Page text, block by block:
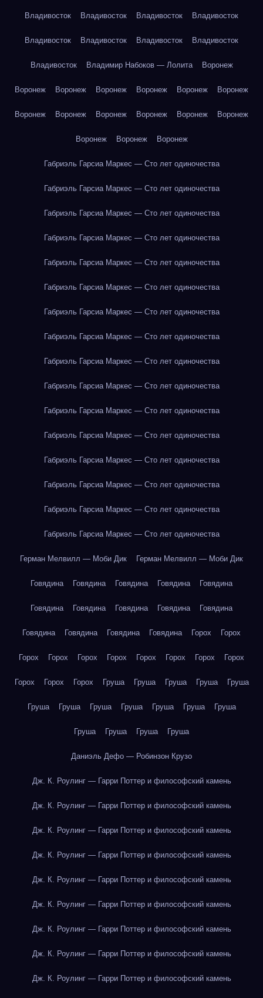
Владивосток Владивосток Владивосток Владивосток
Владивосток Владивосток Владивосток Владивосток
Владивосток Владимир Набоков — Лолита Воронеж
Воронеж Воронеж Воронеж Воронеж Воронеж Воронеж
Воронеж Воронеж Воронеж Воронеж Воронеж Воронеж
Воронеж Воронеж Воронеж
Габриэль Гарсиа Маркес — Сто лет одиночества
Габриэль Гарсиа Маркес — Сто лет одиночества
Габриэль Гарсиа Маркес — Сто лет одиночества
Габриэль Гарсиа Маркес — Сто лет одиночества
Габриэль Гарсиа Маркес — Сто лет одиночества
Габриэль Гарсиа Маркес — Сто лет одиночества
Габриэль Гарсиа Маркес — Сто лет одиночества
Габриэль Гарсиа Маркес — Сто лет одиночества
Габриэль Гарсиа Маркес — Сто лет одиночества
Габриэль Гарсиа Маркес — Сто лет одиночества
Габриэль Гарсиа Маркес — Сто лет одиночества
Габриэль Гарсиа Маркес — Сто лет одиночества
Габриэль Гарсиа Маркес — Сто лет одиночества
Габриэль Гарсиа Маркес — Сто лет одиночества
Габриэль Гарсиа Маркес — Сто лет одиночества
Габриэль Гарсиа Маркес — Сто лет одиночества
Герман Мелвилл — Моби Дик Герман Мелвилл — Моби Дик
Говядина Говядина Говядина Говядина Говядина
Говядина Говядина Говядина Говядина Говядина
Говядина Говядина Говядина Говядина Горох Горох
Горох Горох Горох Горох Горох Горох Горох Горох
Горох Горох Горох Груша Груша Груша Груша Груша
Груша Груша Груша Груша Груша Груша Груша
Груша Груша Груша Груша
Даниэль Дефо — Робинзон Крузо
Дж. К. Роулинг — Гарри Поттер и философский камень
Дж. К. Роулинг — Гарри Поттер и философский камень
Дж. К. Роулинг — Гарри Поттер и философский камень
Дж. К. Роулинг — Гарри Поттер и философский камень
Дж. К. Роулинг — Гарри Поттер и философский камень
Дж. К. Роулинг — Гарри Поттер и философский камень
Дж. К. Роулинг — Гарри Поттер и философский камень
Дж. К. Роулинг — Гарри Поттер и философский камень
Дж. К. Роулинг — Гарри Поттер и философский камень